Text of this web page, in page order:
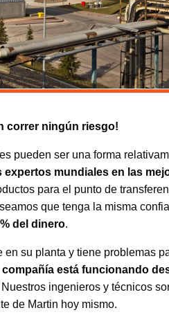
correr ningún riesgo!
pueden ser una forma
expertos mundiales en las
para el punto de
que tenga la misma
del dinero.
su planta y tiene problemas
compañía está funcionando
Nuestros ingenieros y técnicos
de Martin hoy mismo.